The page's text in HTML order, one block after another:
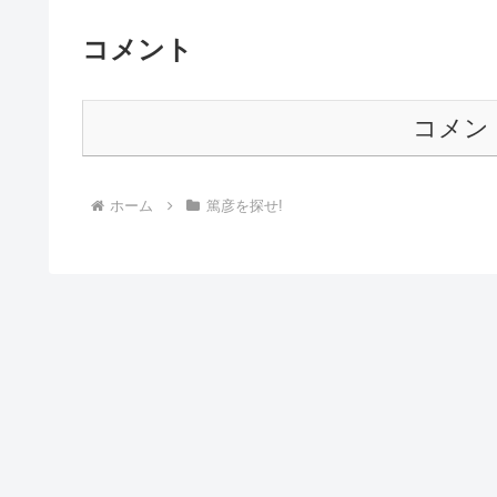
コメント
コメン
ホーム 篤彦を探せ!